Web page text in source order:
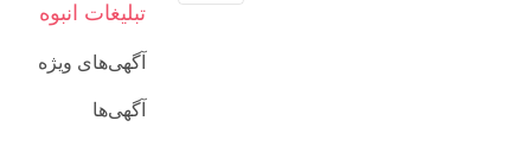
تبلیغات انبوه
آگهی‌های ویژه
آگهی‌ها